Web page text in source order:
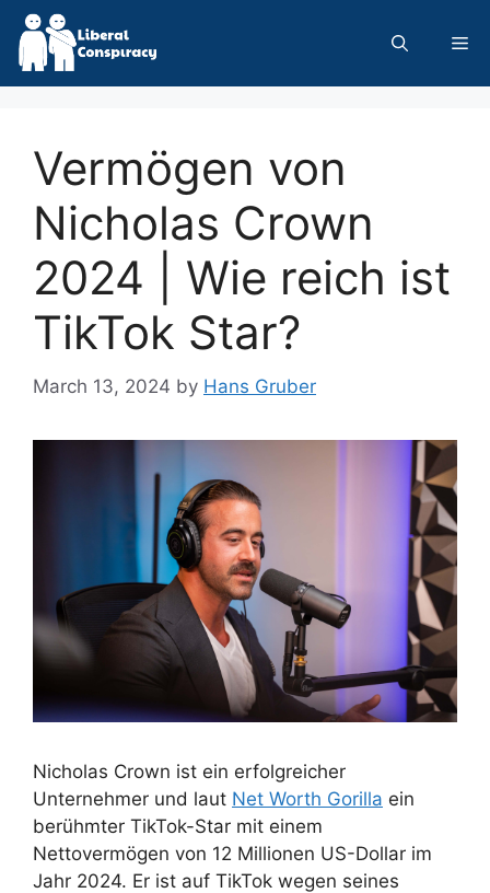
Skip
content
Vermögen von
Nicholas Crown
2024 | Wie reich ist
TikTok Star?
March 13, 2024 by Hans Gruber
Nicholas Crown ist ein erfolgreicher
Unternehmer und laut Net Worth Gorilla ein
berühmter TikTok-Star mit einem
Nettovermögen von 12 Millionen US-Dollar im
Jahr 2024. Er ist auf TikTok wegen seines